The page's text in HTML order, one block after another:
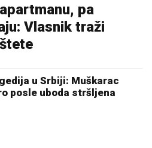
pa
Vlasnik traži
u Srbiji: Muškarac
posle uboda stršljena